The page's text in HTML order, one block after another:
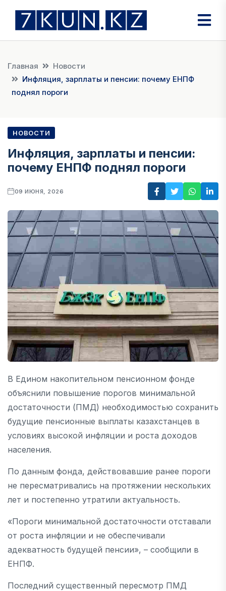
Главная
Новости
Инфляция, зарплаты и пенсии: почему ЕНПФ
поднял пороги
НОВОСТИ
Инфляция, зарплаты и пенсии:
почему ЕНПФ поднял пороги
09 ИЮНЯ, 2026
В Едином накопительном пенсионном фонде
объяснили повышение порогов минимальной
достаточности (ПМД) необходимостью сохранить
будущие пенсионные выплаты казахстанцев в
условиях высокой инфляции и роста доходов
населения.
По данным фонда, действовавшие ранее пороги
не пересматривались на протяжении нескольких
лет и постепенно утратили актуальность.
«Пороги минимальной достаточности отставали
от роста инфляции и не обеспечивали
адекватность будущей пенсии», – сообщили в
ЕНПФ.
Последний существенный пересмотр ПМД